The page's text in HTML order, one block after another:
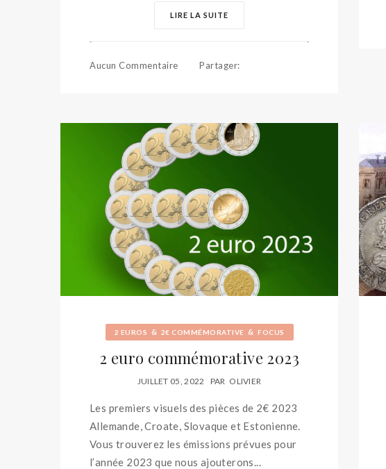
LIRE LA SUITE
Aucun Commentaire Partager:
2 EUROS & 2€ COMMÉMORATIVE & FOCUS
2 euro commémorative 2023
JUILLET 05, 2022 PAR OLIVIER
Les premiers visuels des pièces de 2€ 2023
Allemande, Croate, Slovaque et Estonienne.
Vous trouverez les émissions prévues pour
l’année 2023 que nous ajouterons...